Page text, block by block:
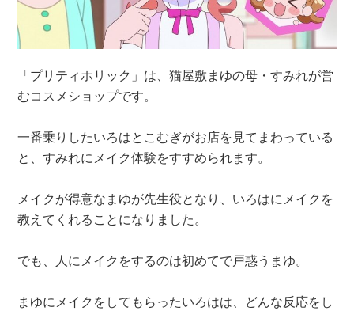
「プリティホリック」は、猫屋敷まゆの母・すみれが営
むコスメショップです。
一番乗りしたいろはとこむぎがお店を見てまわっている
と、すみれにメイク体験をすすめられます。
メイクが得意なまゆが先生役となり、いろはにメイクを
教えてくれることになりました。
でも、人にメイクをするのは初めてで戸惑うまゆ。
まゆにメイクをしてもらったいろはは、どんな反応をし